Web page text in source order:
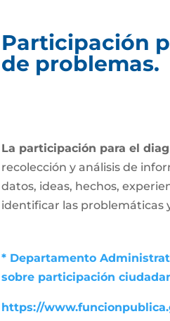
Participación
de problemas.
La participación para el
recolección y análisis de
datos, ideas, hechos,
identificar las problemáticas
* Departamento
sobre participación
https://